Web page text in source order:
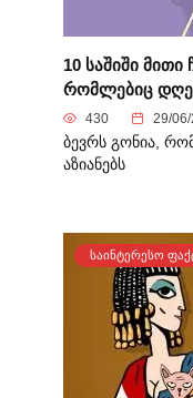
10 საშიში მითი
რომლებიც
430 29/
ბევრს გონია,
აზიანებს
ᲡᲐᲘᲜᲢᲔᲠᲔᲡᲝ